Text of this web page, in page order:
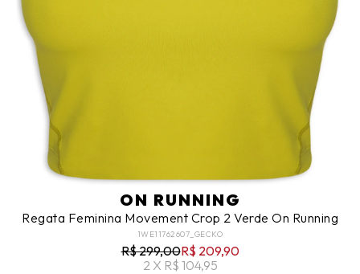
ON RUNNING
Regata Feminina Movement Crop 2 Verde On Running
1WE11762607_GECKO
R$ 299,00R$ 209,90
2 X R$ 104,95